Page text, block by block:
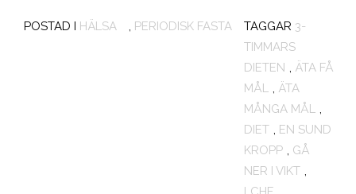
POSTAD I HÄLSA , PERIODISK FASTA TAGGAR 3-
TIMMARS
DIETEN , ÄTA FÅ
MÅL , ÄTA
MÅNGA MÅL ,
DIET , EN SUND
KROPP , GÅ
NER I VIKT ,